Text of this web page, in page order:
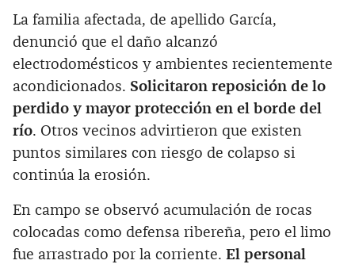
La familia afectada, de apellido García,
denunció que el daño alcanzó
electrodomésticos y ambientes recientemente
acondicionados. Solicitaron reposición de lo
perdido y mayor protección en el borde del
río. Otros vecinos advirtieron que existen
puntos similares con riesgo de colapso si
continúa la erosión.
En campo se observó acumulación de rocas
colocadas como defensa ribereña, pero el limo
fue arrastrado por la corriente. El personal